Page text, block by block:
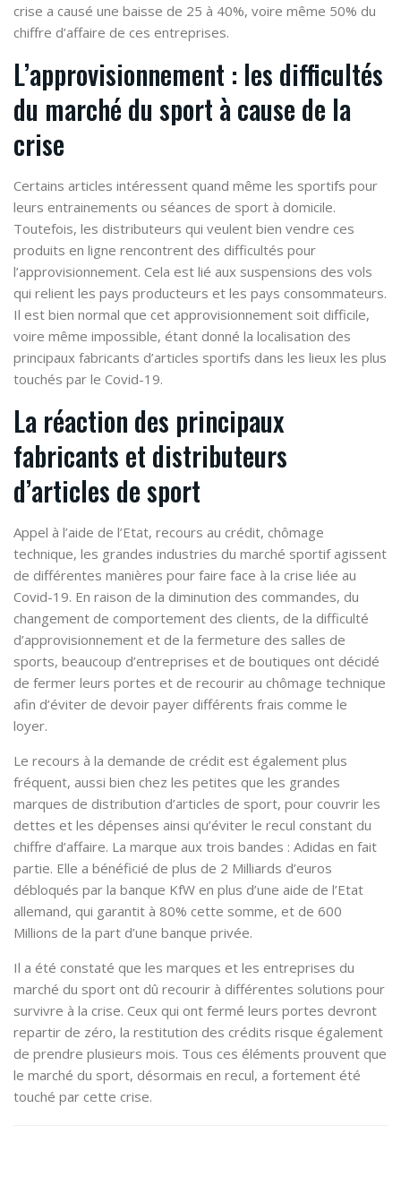
crise a causé une baisse de 25 à 40%, voire même 50% du
chiffre d’affaire de ces entreprises.
L’approvisionnement : les difficultés
du marché du sport à cause de la
crise
Certains articles intéressent quand même les sportifs pour
leurs entrainements ou séances de sport à domicile.
Toutefois, les distributeurs qui veulent bien vendre ces
produits en ligne rencontrent des difficultés pour
l’approvisionnement. Cela est lié aux suspensions des vols
qui relient les pays producteurs et les pays consommateurs.
Il est bien normal que cet approvisionnement soit difficile,
voire même impossible, étant donné la localisation des
principaux fabricants d’articles sportifs dans les lieux les plus
touchés par le Covid-19.
La réaction des principaux
fabricants et distributeurs
d’articles de sport
Appel à l’aide de l’Etat, recours au crédit, chômage
technique, les grandes industries du marché sportif agissent
de différentes manières pour faire face à la crise liée au
Covid-19. En raison de la diminution des commandes, du
changement de comportement des clients, de la difficulté
d’approvisionnement et de la fermeture des salles de
sports, beaucoup d’entreprises et de boutiques ont décidé
de fermer leurs portes et de recourir au chômage technique
afin d’éviter de devoir payer différents frais comme le
loyer.
Le recours à la demande de crédit est également plus
fréquent, aussi bien chez les petites que les grandes
marques de distribution d’articles de sport, pour couvrir les
dettes et les dépenses ainsi qu’éviter le recul constant du
chiffre d’affaire. La marque aux trois bandes : Adidas en fait
partie. Elle a bénéficié de plus de 2 Milliards d’euros
débloqués par la banque KfW en plus d’une aide de l’Etat
allemand, qui garantit à 80% cette somme, et de 600
Millions de la part d’une banque privée.
Il a été constaté que les marques et les entreprises du
marché du sport ont dû recourir à différentes solutions pour
survivre à la crise. Ceux qui ont fermé leurs portes devront
repartir de zéro, la restitution des crédits risque également
de prendre plusieurs mois. Tous ces éléments prouvent que
le marché du sport, désormais en recul, a fortement été
touché par cette crise.